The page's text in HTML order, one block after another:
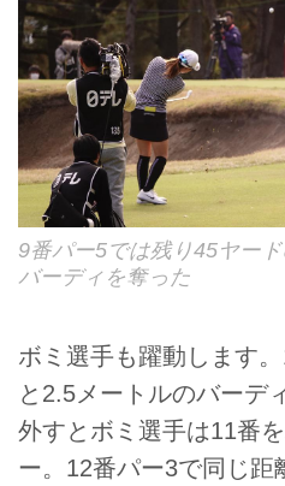
9番パー5では残り45ヤー
バーディを奪った
ボミ選手も躍動します
と2.5メートルのバーデ
外すとボミ選手は11番
ー。12番パー3で同じ距